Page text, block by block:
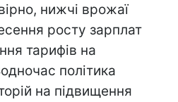
нижчі врожаї
росту зарплат
тарифів на
політика
на підвищення